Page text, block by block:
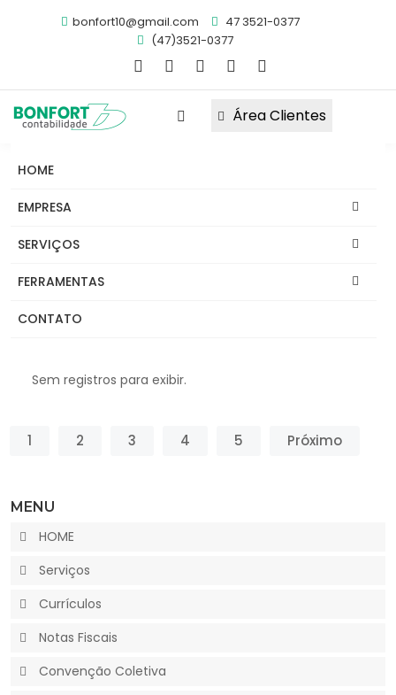
bonfort10@gmail.com
47 3521-0377
(47)3521-0377
HOME
EMPRESA
SERVIÇOS
FERRAMENTAS
CONTATO
Área Clientes
Sem registros para exibir.
1 2 3 4 5 Próximo
MENU
HOME
Serviços
Currículos
Notas Fiscais
Convenção Coletiva